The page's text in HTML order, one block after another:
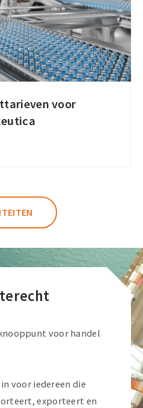
voor
voor handel
voor iedereen die
exporteert en